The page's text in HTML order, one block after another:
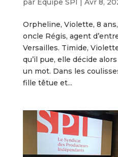
par Équipe SPI Avr 8,
Orpheline, Violette, 8
oncle Régis, agent
Versailles. Timide,
qu’il pue, elle décide
un mot. Dans les
fille têtue et...